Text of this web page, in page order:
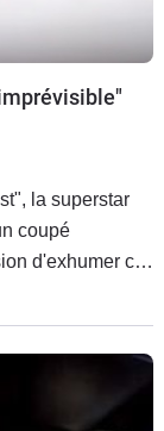
la superstar
coupé
d'exhumer ce